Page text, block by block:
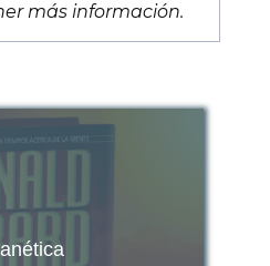
más información.